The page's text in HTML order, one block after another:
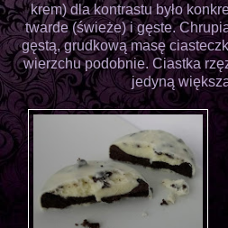
krem) dla kontrastu było
twarde (świeże) i gęste.
gęstą, grudkową masę
wierzchu podobnie. Ciastka
jedyną